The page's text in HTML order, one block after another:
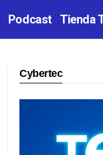
Podcast Tienda
Cybertec